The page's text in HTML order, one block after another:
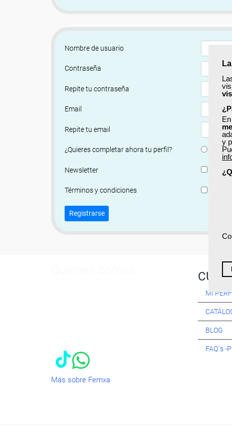
y
Nombre de usuario
Contraseña
Repite tu contraseña
Email
Repite tu email
¿Quieres completar ahora tu perfil?
Newsletter Si,
Términos y condiciones He
Registrarse
Más sobre Femxa
MI
BLOG
FAQ´s -